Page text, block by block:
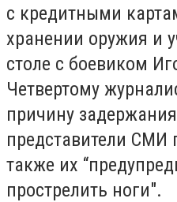
с кредитными
хранении оружия и
столе с боевиком
Четвертому
причину
представители СМИ
также их
прострелить ноги".